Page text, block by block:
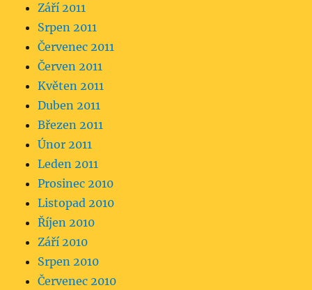
Září 2011
Srpen 2011
Červenec 2011
Červen 2011
Květen 2011
Duben 2011
Březen 2011
Únor 2011
Leden 2011
Prosinec 2010
Listopad 2010
Říjen 2010
Září 2010
Srpen 2010
Červenec 2010